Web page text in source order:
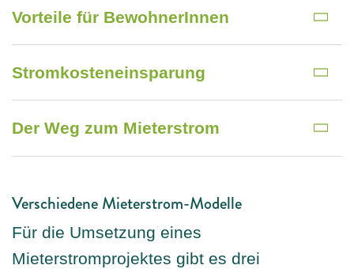
Vorteile für BewohnerInnen
Stromkosteneinsparung
Der Weg zum Mieterstrom
Verschiedene Mieterstrom-Modelle
Für die Umsetzung eines
Mieterstromprojektes gibt es drei